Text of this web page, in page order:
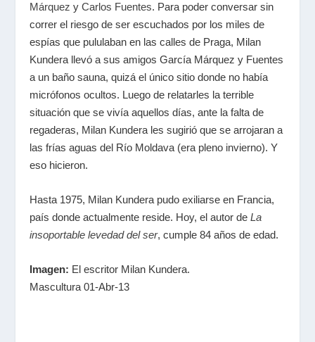
Márquez yCarlos Fuentes. Para poder conversar sin
correr el riesgo de ser escuchados por los miles de
espías que pululaban en las calles de Praga, Milan
Kundera llevó a sus amigos García Márquez y Fuentes
a un baño sauna, quizá el único sitio donde no había
micrófonos ocultos. Luego de relatarles la terrible
situación que se vivía aquellos días, ante la falta de
regaderas, Milan Kundera les sugirió que se arrojaran a
las frías aguas del Río Moldava (era pleno invierno). Y
eso hicieron.
Hasta 1975, Milan Kundera pudo exiliarse en Francia,
país donde actualmente reside. Hoy, el autor deLa
insoportable levedad del ser, cumple 84 años de edad.
Imagen: El escritor Milan Kundera.
Mascultura 01-Abr-13